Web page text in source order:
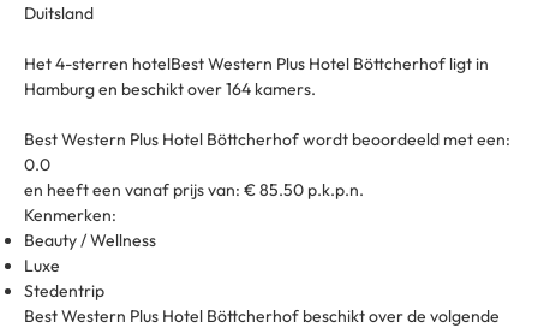
Duitsland
Het 4-sterren hotelBest Western Plus Hotel Böttcherhof ligt in
Hamburg en beschikt over 164 kamers.
Best Western Plus Hotel Böttcherhof wordt beoordeeld met een:
0.0
en heeft een vanaf prijs van: € 85.50 p.k.p.n.
Kenmerken:
Beauty / Wellness
Luxe
Stedentrip
Best Western Plus Hotel Böttcherhof beschikt over de volgende